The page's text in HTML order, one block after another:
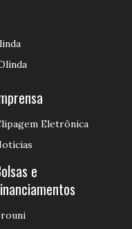
Eletrônica
e